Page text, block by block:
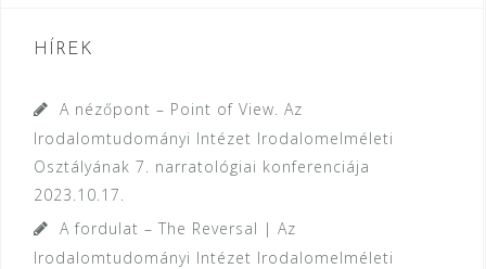
HÍREK
A nézőpont – Point of View. Az
Irodalomtudományi Intézet Irodalomelméleti
Osztályának 7. narratológiai konferenciája
2023.10.17.
A fordulat – The Reversal | Az
Irodalomtudományi Intézet Irodalomelméleti